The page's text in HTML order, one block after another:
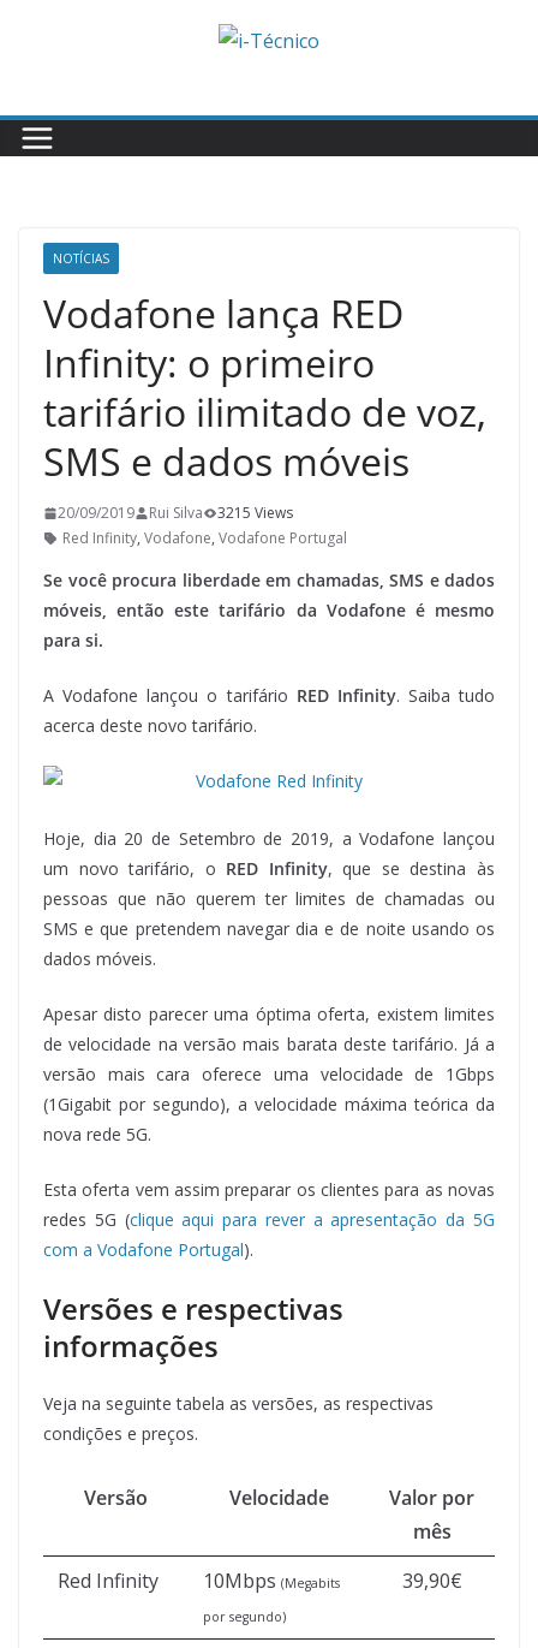
NOTÍCIAS
Vodafone lança RED
Infinity: o primeiro
tarifário ilimitado de voz,
SMS e dados móveis
20/09/2019 Rui Silva
3215 Views
Red Infinity, Vodafone, Vodafone Portugal
Se você procura liberdade em chamadas, SMS e dados
móveis, então este tarifário da Vodafone é mesmo
para si.
A Vodafone lançou o tarifário RED Infinity. Saiba tudo
acerca deste novo tarifário.
Hoje, dia 20 de Setembro de 2019, a Vodafone lançou
um novo tarifário, o RED Infinity, que se destina às
pessoas que não querem ter limites de chamadas ou
SMS e que pretendem navegar dia e de noite usando os
dados móveis.
Apesar disto parecer uma óptima oferta, existem limites
de velocidade na versão mais barata deste tarifário. Já a
versão mais cara oferece uma velocidade de 1Gbps
(1Gigabit por segundo), a velocidade máxima teórica da
nova rede 5G.
Esta oferta vem assim preparar os clientes para as novas
redes 5G (clique aqui para rever a apresentação da 5G
com a Vodafone Portugal).
Versões e respectivas
informações
Veja na seguinte tabela as versões, as respectivas
condições e preços.
Versão Velocidade
Valor por
mês
Red Infinity
10Mbps (Megabits
por segundo)
39,90€